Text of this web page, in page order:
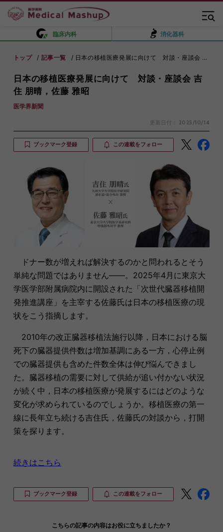
臨床内科 消化器科
トップ 記事一覧 日本の移植医療発展に向けて 対談・座談会 吉住 朋晴，佐藤 雅昭
日本の移植医療発展に向けて 対談・座談会 吉
住 朋晴，佐藤 雅昭
医学界新聞
更新日付： 2025/10/14
ブックマーク登録 この連載をフォロー
ドナー数が増えれば解決するのかと問われるとそう
単純な問題ではありません――。2025年4月に東京大
学医学部附属病院内に開設された「次世代臓器移植開
発推進講座」を主宰する佐藤氏は日本の移植医療の現
状をこう指摘します。
2010年の改正臓器移植法施行以降，日本における脳
死下の臓器提供件数は増加基調にある一方，心停止例
での臓器提供も含めた件数全体は伸び悩んできまし
た。臓器移植の需要に対して供給が追い付かない状況
が続く中，日本の移植医療が発展するにはどのような
変化が求められているのでしょうか。移植医療の第一
線に長年立ち続ける吉住氏，佐藤氏の対談から，打開
策を探ります。
続きはこちら
ブックマーク登録 この連載をフォロー
こちらの記事の内容はお役に立ちましたか？